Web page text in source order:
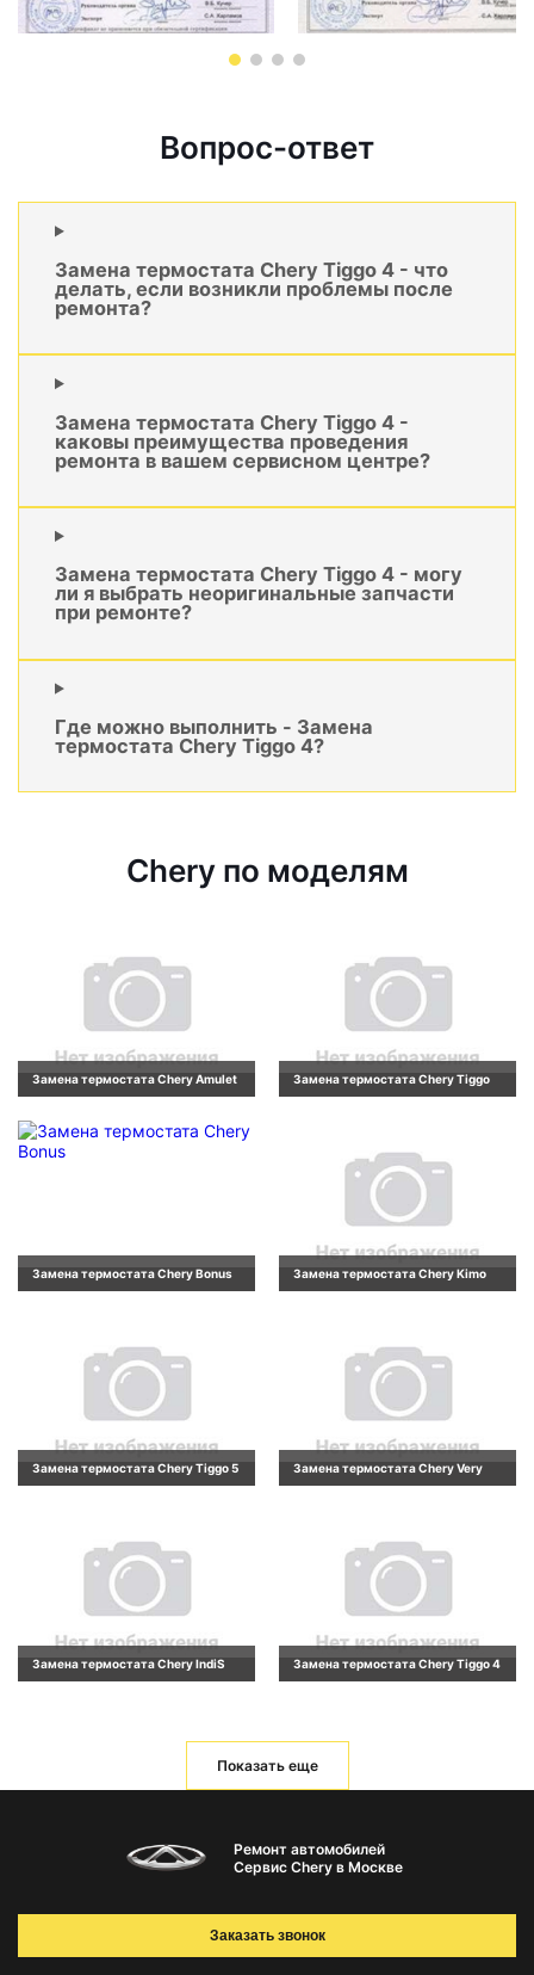
Вопрос-ответ
Замена термостата Chery Tiggo 4 - что
делать, если возникли проблемы после
ремонта?
Замена термостата Chery Tiggo 4 -
каковы преимущества проведения
ремонта в вашем сервисном центре?
Замена термостата Chery Tiggo 4 - могу
ли я выбрать неоригинальные запчасти
при ремонте?
Где можно выполнить - Замена
термостата Chery Tiggo 4?
Chery по моделям
Замена термостата Chery Amulet Замена термостата Chery Tiggo
Замена термостата Chery Bonus Замена термостата Chery Kimo
Замена термостата Chery Tiggo 5 Замена термостата Chery Very
Замена термостата Chery IndiS Замена термостата Chery Tiggo 4
Показать еще
Ремонт автомобилей
Сервис Chery в Москве
Заказать звонок